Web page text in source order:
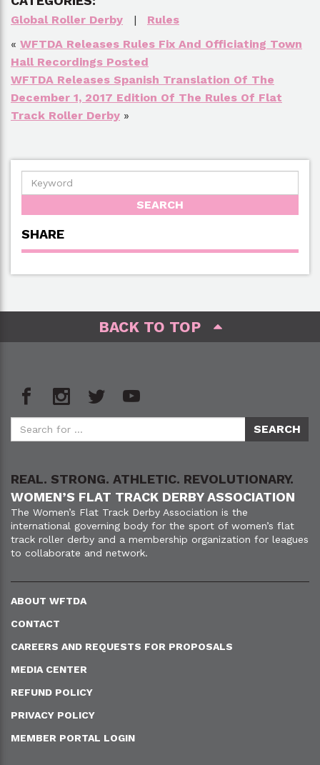
Global Roller Derby | Rules
« WFTDA Releases Rules Fix And Officiating Town
Hall Recordings Posted
WFTDA Releases Spanish Translation Of The
December 1, 2017 Edition Of The Rules Of Flat
Track Roller Derby »
SHARE
BACK TO TOP
REAL. STRONG. ATHLETIC. REVOLUTIONARY.
WOMEN’S FLAT TRACK DERBY ASSOCIATION
The Women’s Flat Track Derby Association is the
international governing body for the sport of women’s flat
track roller derby and a membership organization for leagues
to collaborate and network.
ABOUT WFTDA
CONTACT
CAREERS AND REQUESTS FOR PROPOSALS
MEDIA CENTER
REFUND POLICY
PRIVACY POLICY
MEMBER PORTAL LOGIN